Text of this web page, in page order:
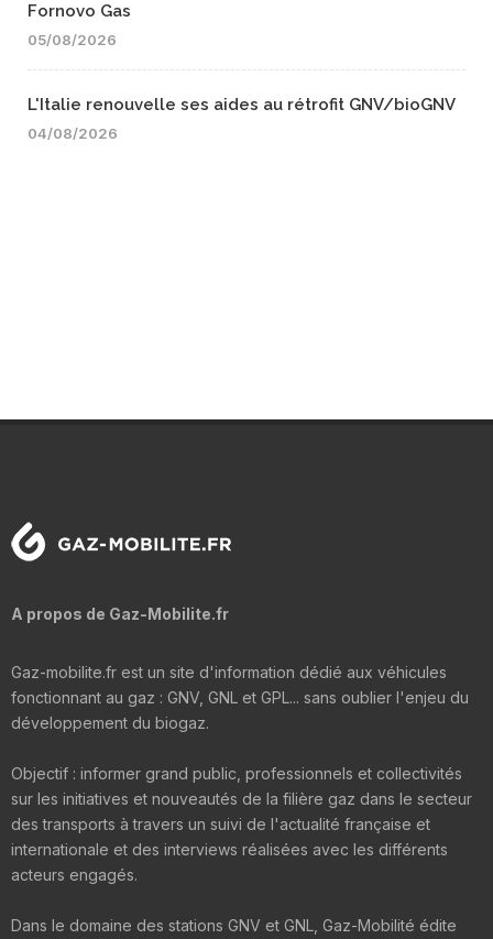
Fornovo Gas
05/08/2026
L'Italie renouvelle ses aides au rétrofit GNV/bioGNV
04/08/2026
A propos de Gaz-Mobilite.fr
Gaz-mobilite.fr est un site d'information dédié aux véhicules
fonctionnant au gaz : GNV, GNL et GPL... sans oublier l'enjeu du
développement du biogaz.
Objectif : informer grand public, professionnels et collectivités
sur les initiatives et nouveautés de la filière gaz dans le secteur
des transports à travers un suivi de l'actualité française et
internationale et des interviews réalisées avec les différents
acteurs engagés.
Dans le domaine des stations GNV et GNL, Gaz-Mobilité édite